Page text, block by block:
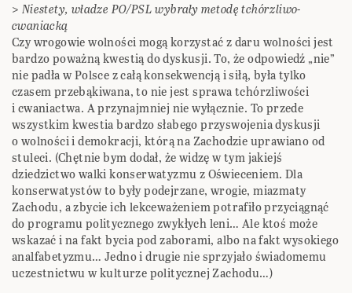
> Niestety, władze PO/PSL wybrały metodę tchórzliwo-
cwaniacką
Czy wrogowie wolności mogą korzystać z daru wolności jest
bardzo poważną kwestią do dyskusji. To, że odpowiedź „nie”
nie padła w Polsce z całą konsekwencją i siłą, była tylko
czasem przebąkiwana, to nie jest sprawa tchórzliwości
i cwaniactwa. A przynajmniej nie wyłącznie. To przede
wszystkim kwestia bardzo słabego przyswojenia dyskusji
o wolności i demokracji, którą na Zachodzie uprawiano od
stuleci. (Chętnie bym dodał, że widzę w tym jakiejś
dziedzictwo walki konserwatyzmu z Oświeceniem. Dla
konserwatystów to były podejrzane, wrogie, miazmaty
Zachodu, a zbycie ich lekceważeniem potrafiło przyciągnąć
do programu politycznego zwykłych leni… Ale ktoś może
wskazać i na fakt bycia pod zaborami, albo na fakt wysokiego
analfabetyzmu… Jedno i drugie nie sprzyjało świadomemu
uczestnictwu w kulturze politycznej Zachodu…)